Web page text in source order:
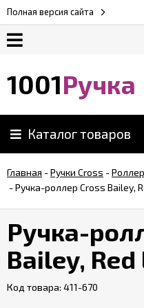
Полная версия сайта
Возврат
Обзоры
ручек
Контакты
1001Ручка
Каталог товаров
Главная -Ручки Cross -
-Ручка-роллер Cross Bailey,
Ручка-
Bailey, Red
Код товара: 411-670